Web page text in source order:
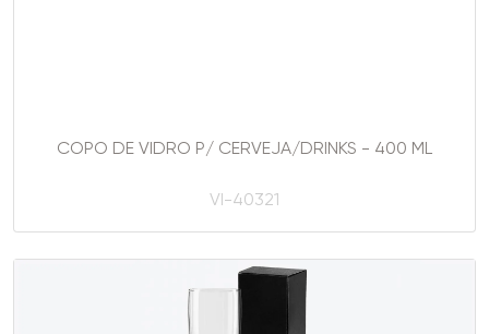
COPO DE VIDRO P/ CERVEJA/DRINKS - 400 ML
VI-40321